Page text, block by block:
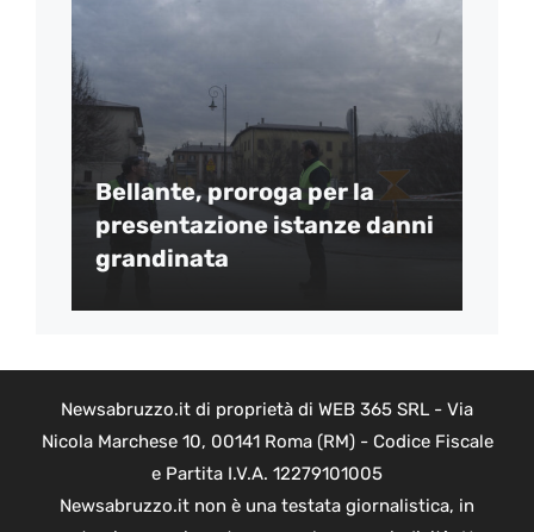
Bellante, proroga per la
presentazione istanze danni
grandinata
Newsabruzzo.it di proprietà di WEB 365 SRL - Via
Nicola Marchese 10, 00141 Roma (RM) - Codice Fiscale
e Partita I.V.A. 12279101005
Newsabruzzo.it non è una testata giornalistica, in